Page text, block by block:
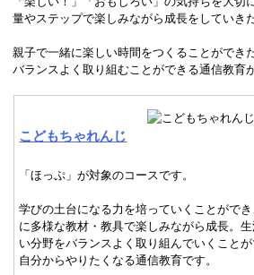
量やステップで楽しみながら成長をしていき
親子で一緒に楽しい時間をつくることができ
バランスよく取り組むことができる通信教育
こどもちゃれんじ
「ほっぷ」が対象のコースです。
学びの土台になる力を培っていくことがで
に多様な教材・教具で楽しみながら成長。
い分野をバランスよく取り組んでいくこと
自分からやりたくなる通信教育です。